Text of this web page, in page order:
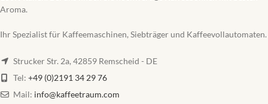
Aroma.
Ihr Spezialist für Kaffeemaschinen, Siebträger und Kaffeevollautomaten.
Strucker Str. 2a, 42859 Remscheid - DE
Tel: +49 (0)2191 34 29 76
Mail: info@kaffeetraum.com